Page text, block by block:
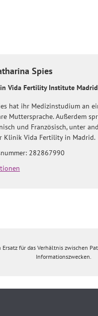
Spies
Vida Fertility Institute Madrid
hat ihr Medizinstudium an
Muttersprache. Außerdem
und Französisch, unter
Klinik Vida Fertility in Madrid.
282867990
für das Verhältnis zwischen
Informationszwecken.